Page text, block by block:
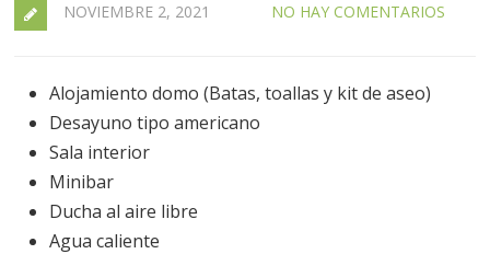
NOVIEMBRE 2, 2021 NO HAY COMENTARIOS
Alojamiento domo (Batas, toallas y kit de aseo)
Desayuno tipo americano
Sala interior
Minibar
Ducha al aire libre
Agua caliente